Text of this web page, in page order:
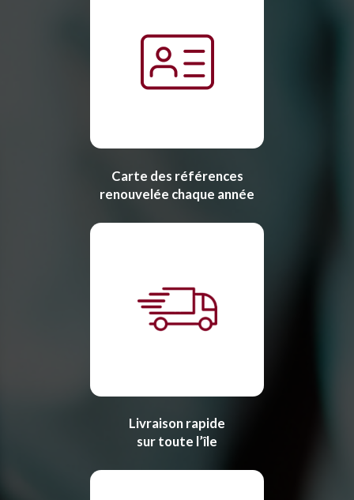
Carte des références
renouvelée chaque année
Livraison rapide
sur toute l’île